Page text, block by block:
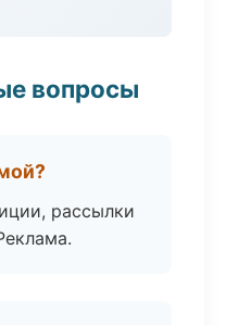
вопросы
рассылки